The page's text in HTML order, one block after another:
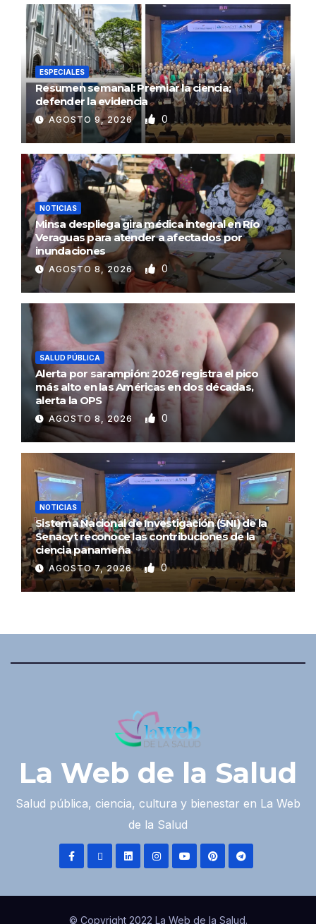
ESPECIALES
Resumen semanal: Premiar la ciencia;
defender la evidencia
AGOSTO 9, 2026 0
NOTICIAS
Minsa despliega gira médica integral en Río
Veraguas para atender a afectados por
inundaciones
AGOSTO 8, 2026 0
SALUD PÚBLICA
Alerta por sarampión: 2026 registra el pico
más alto en las Américas en dos décadas,
alerta la OPS
AGOSTO 8, 2026 0
NOTICIAS
Sistema Nacional de Investigación (SNI) de la
Senacyt reconoce las contribuciones de la
ciencia panameña
AGOSTO 7, 2026 0
La Web de la Salud
Salud pública, ciencia, cultura y bienestar en La Web
de la Salud
© Copyright 2022 La Web de la Salud.